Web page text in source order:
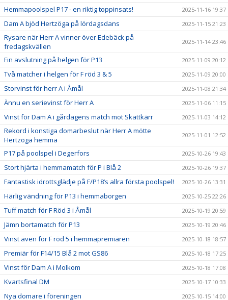
Hemmapoolspel P17 - en riktig toppinsats! 2025-11-16 19:37
Dam A bjöd Hertzöga på lördagsdans 2025-11-15 21:23
Rysare när Herr A vinner över Edebäck på
fredagskvällen
2025-11-14 23:46
Fin avslutning på helgen för P13 2025-11-09 20:12
Två matcher i helgen för F röd 3 & 5 2025-11-09 20:00
Storvinst för herr A i Åmål 2025-11-08 21:34
Ännu en serievinst för Herr A 2025-11-06 11:15
Vinst för Dam A i gårdagens match mot Skattkärr 2025-11-03 14:12
Rekord i konstiga domarbeslut när Herr A mötte
Hertzöga hemma
2025-11-01 12:52
P17 på poolspel i Degerfors 2025-10-26 19:43
Stort hjärta i hemmamatch för P i Blå 2 2025-10-26 19:37
Fantastisk idrottsglädje på F/P18’s allra första poolspel! 2025-10-26 13:31
Härlig vändning för P13 i hemmaborgen 2025-10-25 22:26
Tuff match för F Röd 3 i Åmål 2025-10-19 20:59
Jämn bortamatch för P13 2025-10-19 20:46
Vinst även för F röd 5 i hemmapremiären 2025-10-18 18:57
Premiär för F14/15 Blå 2 mot GS86 2025-10-18 17:25
Vinst för Dam A i Molkom 2025-10-18 17:08
Kvartsfinal DM 2025-10-17 10:33
Nya domare i föreningen 2025-10-15 14:00